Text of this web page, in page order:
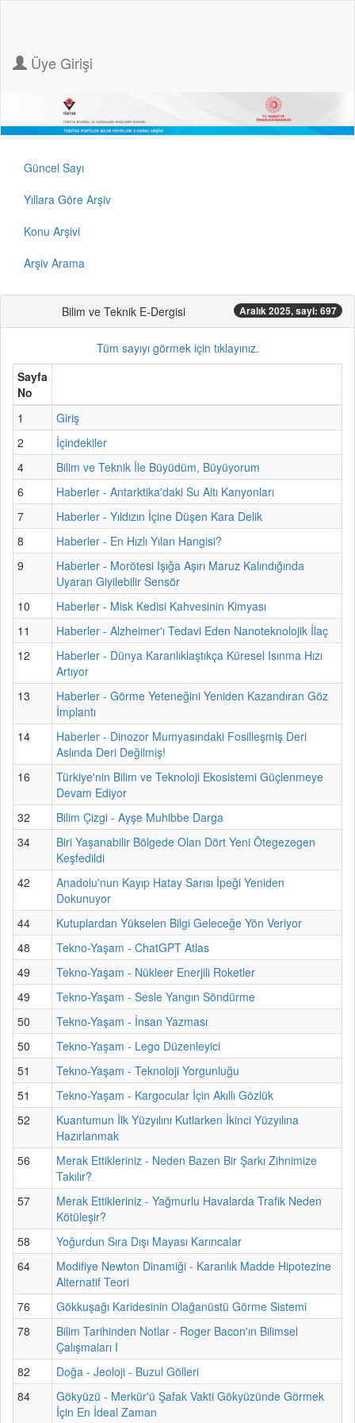
Üye Girişi
Güncel Sayı
Yıllara Göre Arşiv
Konu Arşivi
Arşiv Arama
Bilim ve Teknik E-Dergisi Aralık 2025, sayi: 697
Tüm sayıyı görmek için tıklayınız.
Sayfa
No
1
Giriş
2
İçindekiler
4
Bilim ve Teknik İle Büyüdüm, Büyüyorum
6
Haberler - Antarktika'daki Su Altı Kanyonları
7
Haberler - Yıldızın İçine Düşen Kara Delik
8
Haberler - En Hızlı Yılan Hangisi?
9
Haberler - Morötesi Işığa Aşırı Maruz Kalındığında
Uyaran Giyilebilir Sensör
10
Haberler - Misk Kedisi Kahvesinin Kimyası
11
Haberler - Alzheimer'ı Tedavi Eden Nanoteknolojik İlaç
12
Haberler - Dünya Karanlıklaştıkça Küresel Isınma Hızı
Artıyor
13
Haberler - Görme Yeteneğini Yeniden Kazandıran Göz
İmplantı
14
Haberler - Dinozor Mumyasındaki Fosilleşmiş Deri
Aslında Deri Değilmiş!
16
Türkiye'nin Bilim ve Teknoloji Ekosistemi Güçlenmeye
Devam Ediyor
32
Bilim Çizgi - Ayşe Muhibbe Darga
34
Biri Yaşanabilir Bölgede Olan Dört Yeni Ötegezegen
Keşfedildi
42
Anadolu'nun Kayıp Hatay Sarısı İpeği Yeniden
Dokunuyor
44
Kutuplardan Yükselen Bilgi Geleceğe Yön Veriyor
48
Tekno-Yaşam - ChatGPT Atlas
49
Tekno-Yaşam - Nükleer Enerjili Roketler
49
Tekno-Yaşam - Sesle Yangın Söndürme
50
Tekno-Yaşam - İnsan Yazması
50
Tekno-Yaşam - Lego Düzenleyici
51
Tekno-Yaşam - Teknoloji Yorgunluğu
51
Tekno-Yaşam - Kargocular İçin Akıllı Gözlük
52
Kuantumun İlk Yüzyılını Kutlarken İkinci Yüzyılına
Hazırlanmak
56
Merak Ettikleriniz - Neden Bazen Bir Şarkı Zihnimize
Takılır?
57
Merak Ettikleriniz - Yağmurlu Havalarda Trafik Neden
Kötüleşir?
58
Yoğurdun Sıra Dışı Mayası Karıncalar
64
Modifiye Newton Dinamiği - Karanlık Madde Hipotezine
Alternatif Teori
76
Gökkuşağı Karidesinin Olağanüstü Görme Sistemi
78
Bilim Tarihinden Notlar - Roger Bacon'ın Bilimsel
Çalışmaları I
82
Doğa - Jeoloji - Buzul Gölleri
84
Gökyüzü - Merkür'ü Şafak Vakti Gökyüzünde Görmek
İçin En İdeal Zaman